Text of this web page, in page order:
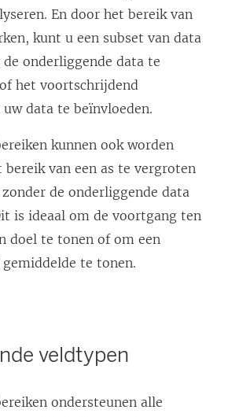
En door het bereik van
kunt u een subset van data
onderliggende data te
het voortschrijdend
data te beïnvloeden.
kunnen ook worden
van een as te vergroten
de onderliggende data
is ideaal om de voortgang ten
doel te tonen of om een
te tonen.
veldtypen
ondersteunen alle